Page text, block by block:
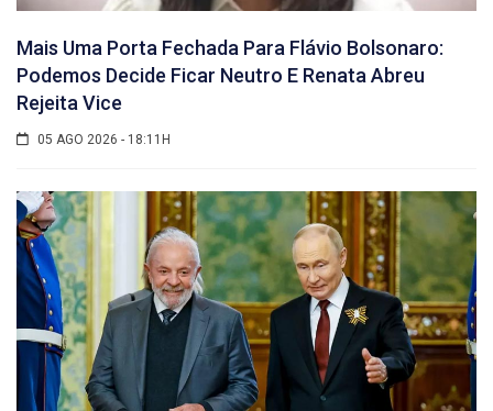
Mais Uma Porta Fechada Para Flávio Bolsonaro:
Podemos Decide Ficar Neutro E Renata Abreu
Rejeita Vice
05 AGO 2026 - 18:11H